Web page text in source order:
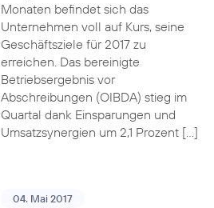
Monaten befindet sich das
Unternehmen voll auf Kurs, seine
Geschäftsziele für 2017 zu
erreichen. Das bereinigte
Betriebsergebnis vor
Abschreibungen (OIBDA) stieg im
Quartal dank Einsparungen und
Umsatzsynergien um 2,1 Prozent […]
04. Mai 2017